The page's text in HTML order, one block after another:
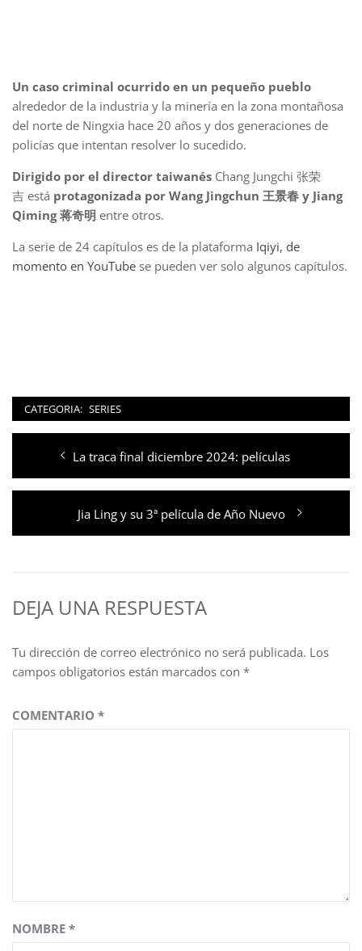
Un caso criminal ocurrido en un pequeño pueblo
alrededor de la industria y la minería en la zona montañosa
del norte de Ningxia hace 20 años y dos generaciones de
policías que intentan resolver lo sucedido.
Dirigido por el director taiwanés Chang Jungchi 张荣
吉 está protagonizada por Wang Jingchun 王景春 y Jiang
Qiming 蒋奇明 entre otros.
La serie de 24 capítulos es de la plataforma Iqiyi, de
momento en YouTube se pueden ver solo algunos capítulos.
CATEGORIA: SERIES
Navegación
de
entradas
Entrada
anterior:
La traca final diciembre 2024: películas
Entrada
siguiente:
Jia Ling y su 3ª película de Año Nuevo
DEJA UNA RESPUESTA
Tu dirección de correo electrónico no será publicada. Los
campos obligatorios están marcados con *
COMENTARIO *
NOMBRE *